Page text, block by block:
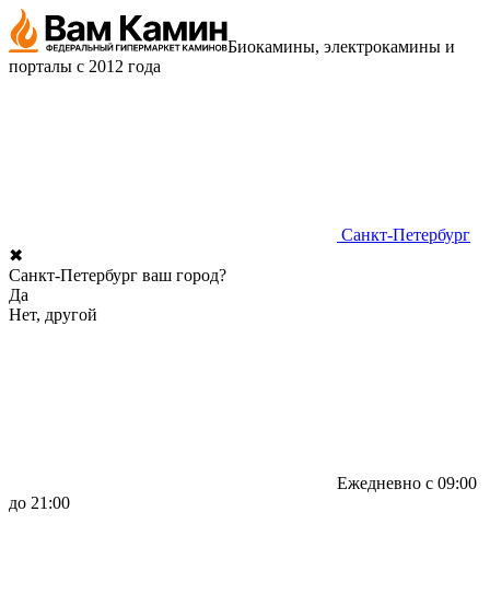
Биокамины, электрокамины и
порталы с 2012 года
Санкт-Петербург
✖
Санкт-Петербург ваш город?
Да
Нет, другой
Ежедневно с 09:00
до 21:00